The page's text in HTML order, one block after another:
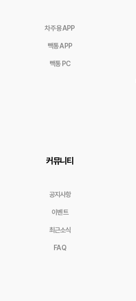
차주용 APP
빽통 APP
빽통 PC
커뮤니티
공지사항
이벤트
최근소식
FAQ